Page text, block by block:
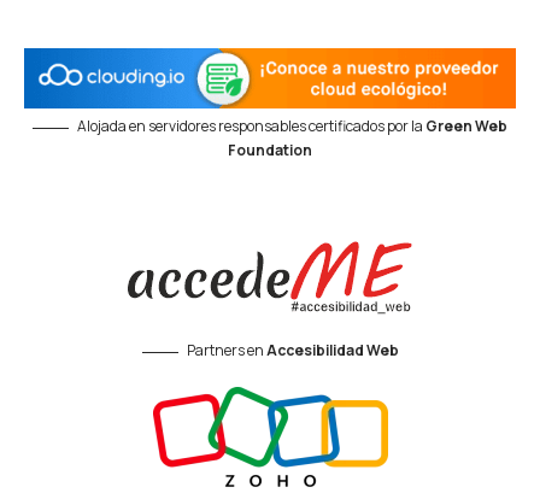
Alojada en servidores responsables certificados por la Green Web
Foundation
Partners enAccesibilidad Web